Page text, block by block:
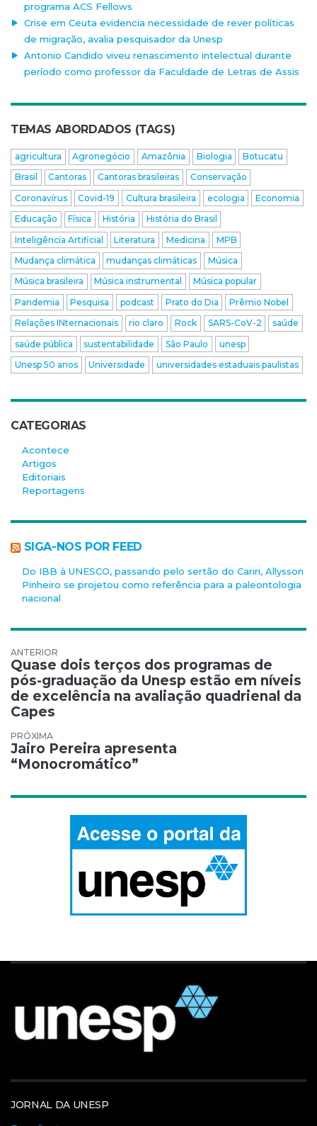
programa ACS Fellows
Crise em Ceuta evidencia necessidade de rever políticas
de migração, avalia pesquisador da Unesp
Antonio Candido viveu renascimento intelectual durante
período como professor da Faculdade de Letras de Assis
TEMAS ABORDADOS (TAGS)
agricultura Agronegócio Amazônia Biologia
Botucatu
Brasil
Cantoras Cantoras brasileiras
Conservação
Coronavírus
Covid-19 Cultura brasileira ecologia
Economia
Educação
Física História
História do Brasil
Inteligência Artificial
Literatura Medicina
MPB
Mudança climática
mudanças climáticas
Música
Música brasileira
Música instrumental
Música popular
Pandemia
Pesquisa podcast Prato do Dia
Prêmio Nobel
Relações INternacionais
rio claro Rock SARS-CoV-2
saúde
saúde pública
sustentabilidade São Paulo
unesp
Unesp 50 anos
Universidade universidades estaduais paulistas
CATEGORIAS
Acontece
Artigos
Editoriais
Reportagens
SIGA-NOS POR FEED
Do IBB à UNESCO, passando pelo sertão do Cariri, Allysson
Pinheiro se projetou como referência para a paleontologia
nacional
Navegação de Post
Quase dois terços dos programas de
pós-graduação da Unesp estão em níveis
de excelência na avaliação quadrienal da
Capes
Jairo Pereira apresenta
“Monocromático”
JORNAL DA UNESP